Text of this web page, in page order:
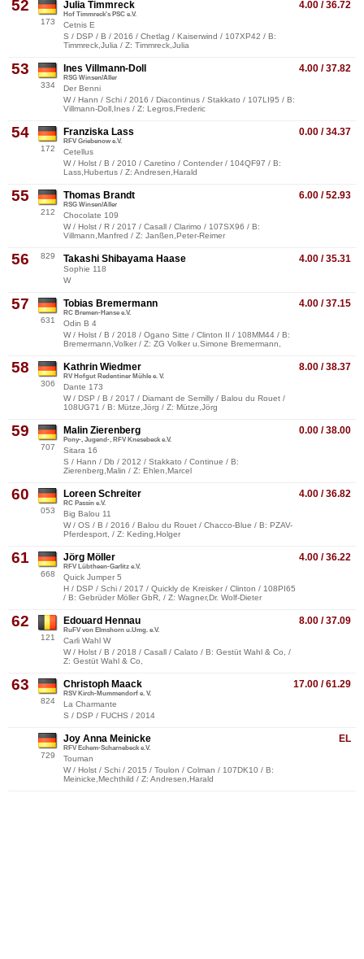
52
173
4.00 / 36.72
Julia Timmreck
Hof Timmreck's PSC e.V.
Cetnis E
S / DSP / B / 2016 / Chetlag / Kaiserwind / 107XP42 / B:
Timmreck,Julia / Z: Timmreck,Julia
53
334
4.00 / 37.82
Ines Villmann-Doll
RSG Winsen/Aller
Der Benni
W / Hann / Schi / 2016 / Diacontinus / Stakkato / 107LI95 / B:
Villmann-Doll,Ines / Z: Legros,Frederic
54
172
0.00 / 34.37
Franziska Lass
RFV Griebenow e.V.
Cetellus
W / Holst / B / 2010 / Caretino / Contender / 104QF97 / B:
Lass,Hubertus / Z: Andresen,Harald
55
212
6.00 / 52.93
Thomas Brandt
RSG Winsen/Aller
Chocolate 109
W / Holst / R / 2017 / Casall / Clarimo / 107SX96 / B:
Villmann,Manfred / Z: Janßen,Peter-Reimer
56 829 4.00 / 35.31
Takashi Shibayama Haase
Sophie 118
W
57
631
4.00 / 37.15
Tobias Bremermann
RC Bremen-Hanse e.V.
Odin B 4
W / Holst / B / 2018 / Ogano Sitte / Clinton II / 108MM44 / B:
Bremermann,Volker / Z: ZG Volker u.Simone Bremermann,
58
306
8.00 / 38.37
Kathrin Wiedmer
RV Hofgut Redentiner Mühle e. V.
Dante 173
W / DSP / B / 2017 / Diamant de Semilly / Balou du Rouet /
108UG71 / B: Mütze,Jörg / Z: Mütze,Jörg
59
707
0.00 / 38.00
Malin Zierenberg
Pony-, Jugend-, RFV Knesebeck e.V.
Sitara 16
S / Hann / Db / 2012 / Stakkato / Continue / B:
Zierenberg,Malin / Z: Ehlen,Marcel
60
053
4.00 / 36.82
Loreen Schreiter
RC Passin e.V.
Big Balou 11
W / OS / B / 2016 / Balou du Rouet / Chacco-Blue / B: PZAV-
Pferdesport, / Z: Keding,Holger
61
668
4.00 / 36.22
Jörg Möller
RFV Lübtheen-Garlitz e.V.
Quick Jumper 5
H / DSP / Schi / 2017 / Quickly de Kreisker / Clinton / 108PI65
/ B: Gebrüder Möller GbR, / Z: Wagner,Dr. Wolf-Dieter
62
121
8.00 / 37.09
Edouard Hennau
RuFV von Elmshorn u.Umg. e.V.
Carli Wahl W
W / Holst / B / 2018 / Casall / Calato / B: Gestüt Wahl & Co, /
Z: Gestüt Wahl & Co,
63
824
17.00 / 61.29
Christoph Maack
RSV Kirch-Mummendorf e. V.
La Charmante
S / DSP / FUCHS / 2014
729
EL
Joy Anna Meinicke
RFV Echem-Scharnebeck e.V.
Touman
W / Holst / Schi / 2015 / Toulon / Colman / 107DK10 / B:
Meinicke,Mechthild / Z: Andresen,Harald